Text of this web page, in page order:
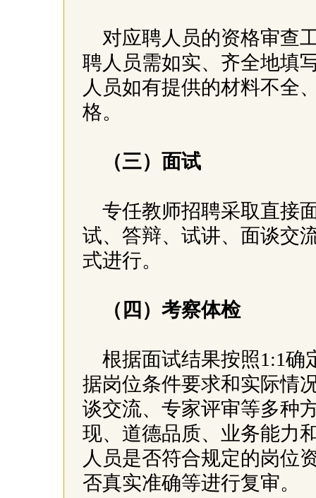
对应聘人员的资格审查
聘人员需如实、齐全地填
人员如有提供的材料不全
格。
（三）面试
专任教师招聘采取直接
试、答辩、试讲、面谈交
式进行。
（四）考察体检
根据面试结果按照1:1确
据岗位条件要求和实际情
谈交流、专家评审等多种
现、道德品质、业务能力
人员是否符合规定的岗位
否真实准确等进行复审。